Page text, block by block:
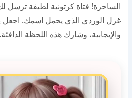
الساحرة! فتاة كرتونية لطيفة ترسل
غزل الوردي الذي يحمل اسمك. اجعل
والإيجابية، وشارك هذه اللحظة